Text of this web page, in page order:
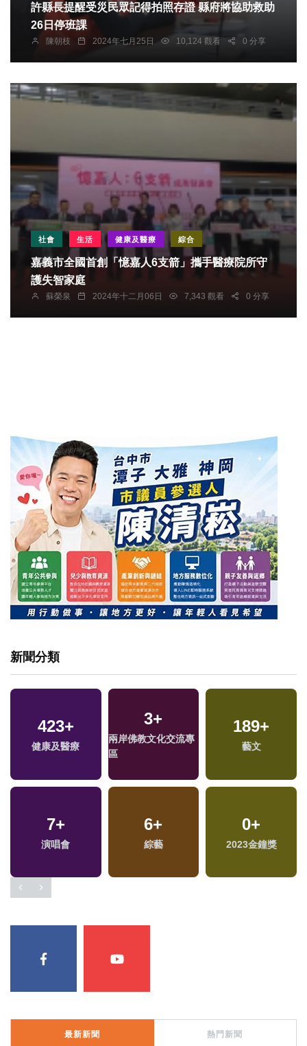
許縣長提醒受災民眾記得拍照存證 縣府將協助救助
26日停班課
陳朝枝 2024年七月25日 10,124 觀看 0 分享
社會 生活 健康及醫療 綜合
嘉義市全國首創「憶嘉人6支箭」攜手醫療院所守
護失智家庭
蘇榮泉 2024年十二月06日 7,343 觀看 0 分享
新聞分類
423+
健康及醫療
3+
兩岸佛教文化交流專
區
189+
藝文
7+
演唱會
6+
綜藝
0+
2023金鐘獎
最新新聞 熱門新聞